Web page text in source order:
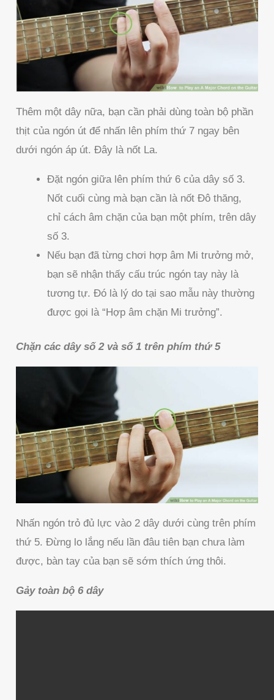
Thêm một dây nữa, bạn cần phải dùng toàn bộ phần
thịt của ngón út để nhấn lên phím thứ 7 ngay bên
dưới ngón áp út. Đây là nốt La.
Đặt ngón giữa lên phím thứ 6 của dây số 3.
Nốt cuối cùng mà bạn cần là nốt Đô thăng,
chỉ cách âm chặn của bạn một phím, trên dây
số 3.
Nếu bạn đã từng chơi hợp âm Mi trưởng mở,
bạn sẽ nhận thấy cấu trúc ngón tay này là
tương tự. Đó là lý do tại sao mẫu này thường
được gọi là “Hợp âm chặn Mi trưởng”.
Chặn các dây số 2 và số 1 trên phím thứ 5
Nhấn ngón trỏ đủ lực vào 2 dây dưới cùng trên phím
thứ 5. Đừng lo lắng nếu lần đâu tiên bạn chưa làm
được, bàn tay của bạn sẽ sớm thích ứng thôi.
Gảy toàn bộ 6 dây